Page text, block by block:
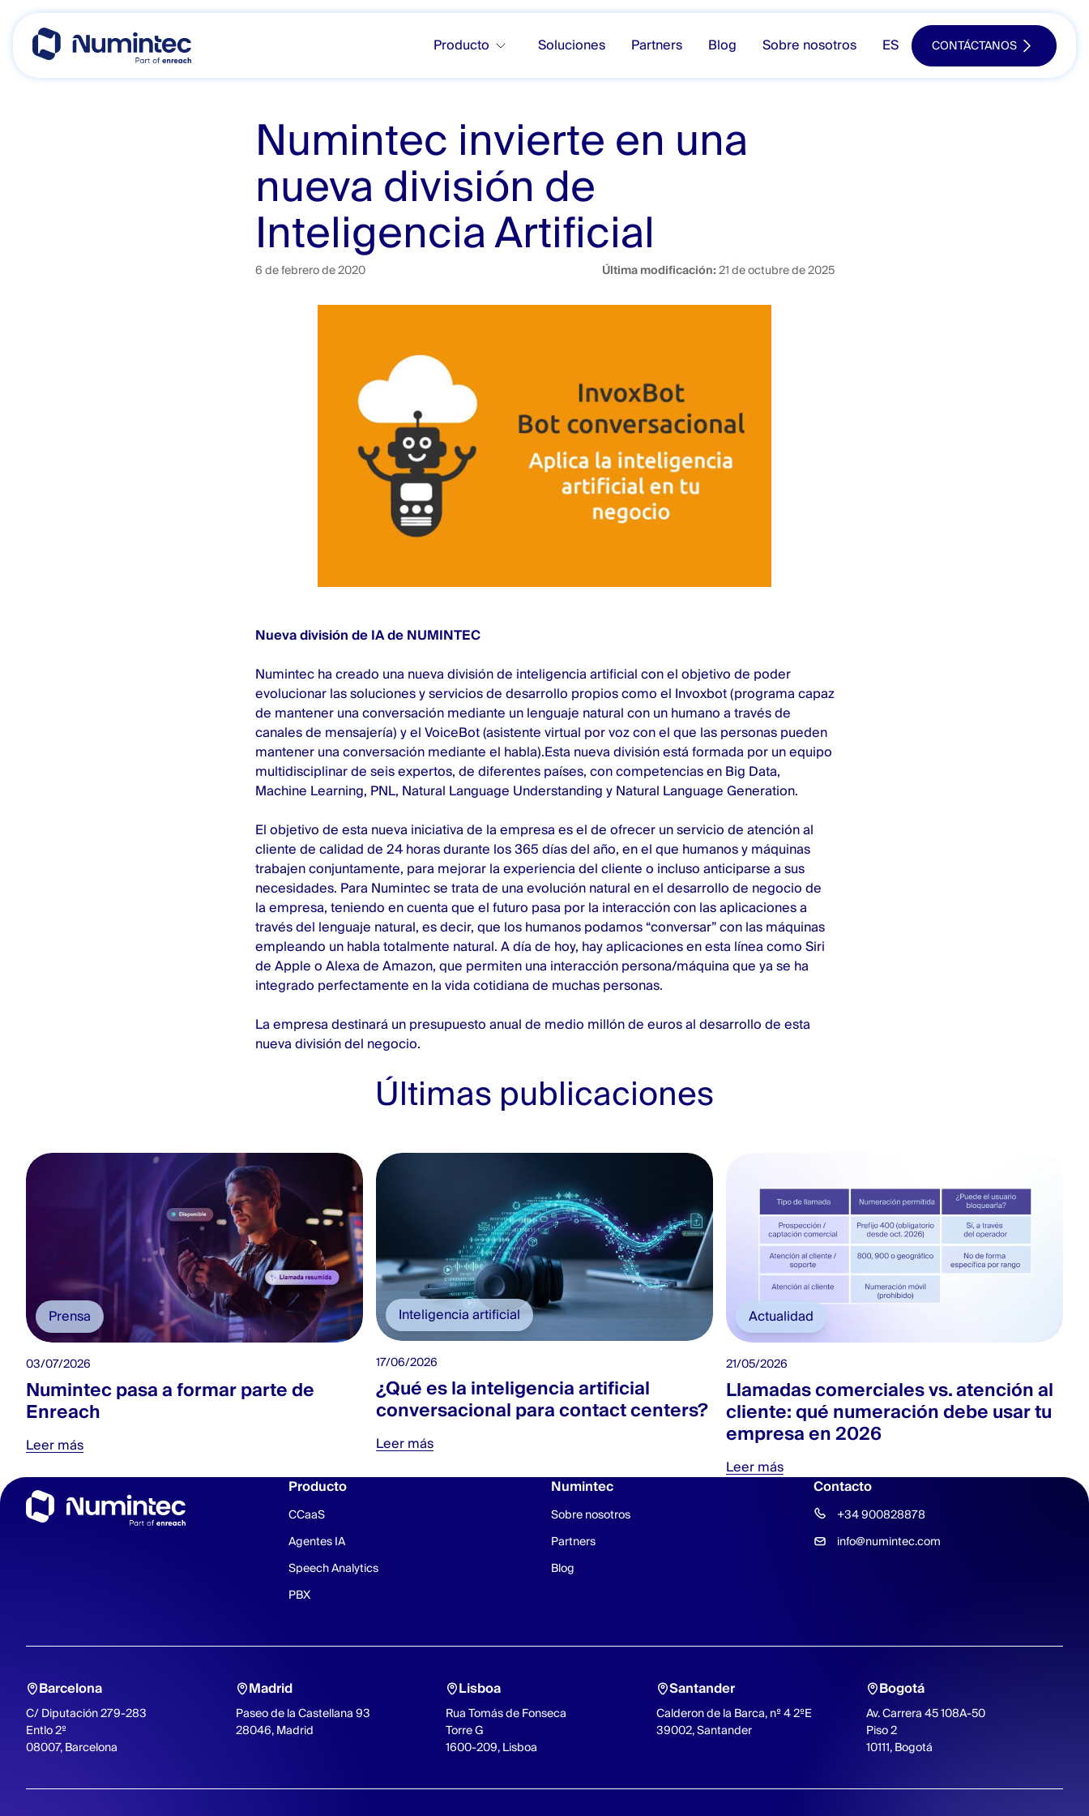
Skip
content
Producto Soluciones Partners Blog Sobre nosotros ES CONTÁCTANOS
Numintec invierte en una
nueva división de
Inteligencia Artificial
6 de febrero de 2020 Última modificación: 21 de octubre de 2025
Nueva división de IA de NUMINTEC
Numintec ha creado una nueva división de inteligencia artificial con el objetivo de poder
evolucionar las soluciones y servicios de desarrollo propios como el Invoxbot (programa capaz
de mantener una conversación mediante un lenguaje natural con un humano a través de
canales de mensajería) y el VoiceBot (asistente virtual por voz con el que las personas pueden
mantener una conversación mediante el habla).Esta nueva división está formada por un equipo
multidisciplinar de seis expertos, de diferentes países, con competencias en Big Data,
Machine Learning, PNL, Natural Language Understanding y Natural Language Generation.
El objetivo de esta nueva iniciativa de la empresa es el de ofrecer un servicio de atención al
cliente de calidad de 24 horas durante los 365 días del año, en el que humanos y máquinas
trabajen conjuntamente, para mejorar la experiencia del cliente o incluso anticiparse a sus
necesidades. Para Numintec se trata de una evolución natural en el desarrollo de negocio de
la empresa, teniendo en cuenta que el futuro pasa por la interacción con las aplicaciones a
través del lenguaje natural, es decir, que los humanos podamos “conversar” con las máquinas
empleando un habla totalmente natural. A día de hoy, hay aplicaciones en esta línea como Siri
de Apple o Alexa de Amazon, que permiten una interacción persona/máquina que ya se ha
integrado perfectamente en la vida cotidiana de muchas personas.
La empresa destinará un presupuesto anual de medio millón de euros al desarrollo de esta
nueva división del negocio.
Últimas publicaciones
Prensa
03/07/2026
Numintec pasa a formar parte de
Enreach
Leer más
Inteligencia artificial
17/06/2026
¿Qué es la inteligencia artificial
conversacional para contact centers?
Leer más
Actualidad
21/05/2026
Llamadas comerciales vs. atención al
cliente: qué numeración debe usar tu
empresa en 2026
Leer más
Producto
CCaaS
Agentes IA
Speech Analytics
PBX
Numintec
Sobre nosotros
Partners
Blog
Contacto
+34 900828878
info@numintec.com
Barcelona
C/ Diputación 279-283
Entlo 2º
08007, Barcelona
Madrid
Paseo de la Castellana 93
28046, Madrid
Lisboa
Rua Tomás de Fonseca
Torre G
1600-209, Lisboa
Santander
Calderon de la Barca, nº 4 2ºE
39002, Santander
Bogotá
Av. Carrera 45 108A-50
Piso 2
10111, Bogotá